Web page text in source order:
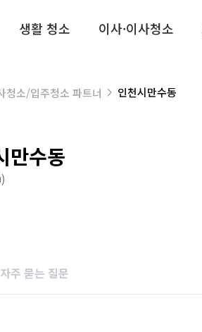
생활 청소 이사·이사청소
청소/입주청소 파트너 인천시만수동
만수동
)
자주 묻는 질문